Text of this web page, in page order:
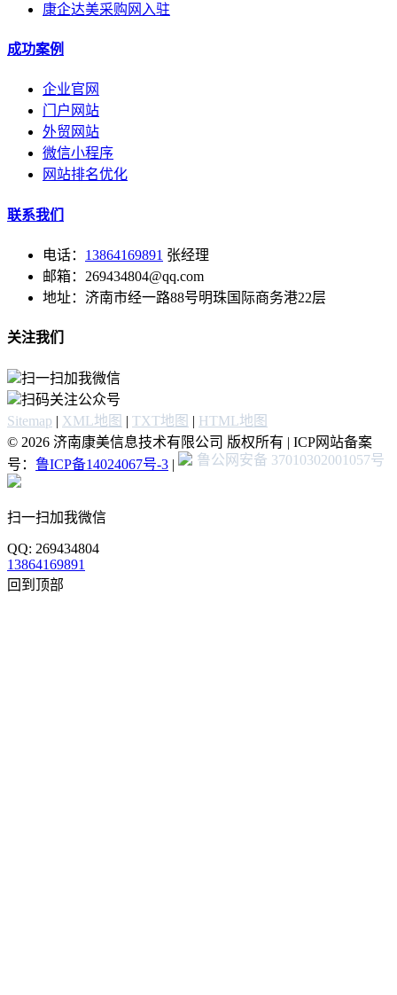
康企达美采购网入驻
成功案例
企业官网
门户网站
外贸网站
微信小程序
网站排名优化
联系我们
电话： 13864169891 张经理
邮箱：269434804@qq.com
地址：济南市经一路88号明珠国际商务港22层
关注我们
扫一扫加我微信
扫码关注公众号
Sitemap | XML地图 | TXT地图 | HTML地图
© 2026 济南康美信息技术有限公司 版权所有 | ICP网站备案
号： 鲁ICP备14024067号-3 | 鲁公网安备 37010302001057号
扫一扫加我微信
QQ: 269434804
13864169891
回到顶部